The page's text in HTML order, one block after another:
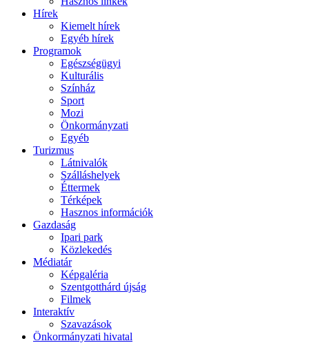
Hírek
Kiemelt hírek
Egyéb hírek
Programok
Egészségügyi
Kulturális
Színház
Sport
Mozi
Önkormányzati
Egyéb
Turizmus
Látnivalók
Szálláshelyek
Éttermek
Térképek
Hasznos információk
Gazdaság
Ipari park
Közlekedés
Médiatár
Képgaléria
Szentgotthárd újság
Filmek
Interaktív
Szavazások
Önkormányzati hivatal